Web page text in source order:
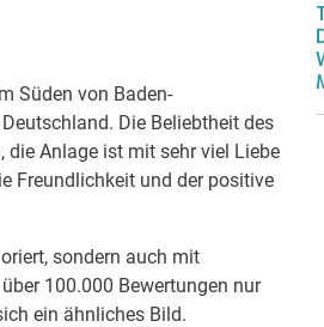
Süden von Baden-
Die Beliebtheit des
die Anlage ist mit sehr viel Liebe
Freundlichkeit und der positive
sondern auch mit
100.000 Bewertungen nur
ein ähnliches Bild.